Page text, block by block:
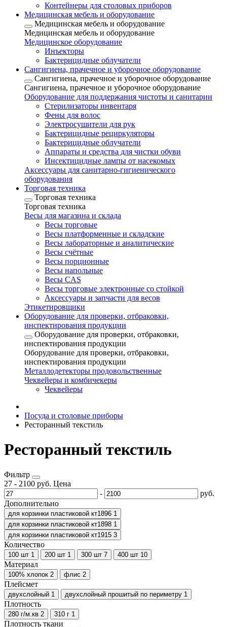
Контейнеры для столовых приборов
Медицинская мебель и оборудование
Медицинская мебель и оборудование
Медицинская мебель и оборудование
Медицинское оборудование
Инъекторы
Бактерицидные облучатели
Сангигиена, прачечное и уборочное оборудование
Сангигиена, прачечное и уборочное оборудование
Сангигиена, прачечное и уборочное оборудование
Оборудование для поддержания чистоты и санитарии
Стерилизаторы инвентаря
Фены для волос
Электросушители для рук
Бактерицидные рециркуляторы
Бактерицидные облучатели
Аппараты и средства для чистки обуви
Инсектицидные лампы от насекомых
Аксессуары для санитарно-гигиенического
оборудования
Торговая техника
Торговая техника
Торговая техника
Весы для магазина и склада
Весы торговые
Весы платформенные и складские
Весы лабораторные и аналитические
Весы счётные
Весы порционные
Весы напольные
Весы CAS
Весы торговые электронные со стойкой
Аксессуары и запчасти для весов
Этикетировщики
Оборудование для проверки, отбраковки,
инспектирования продукции
Оборудование для проверки, отбраковки,
инспектирования продукции
Оборудование для проверки, отбраковки,
инспектирования продукции
Металлодетекторы продовольственные
Чеквейеры и комбичекеры
Чеквейеры
Посуда и столовые приборы
Ресторанный текстиль
Ресторанный текстиль
Фильтр
27 - 2100 руб. Цена
-
руб.
Дополнительно
для корзинки пластиковой кт1896 1
для корзинки пластиковой кт1898 1
для корзинки пластиковой кт1915 3
Количество
100 шт 1 200 шт 1 300 шт 7 400 шт 10
Материал
100% хлопок 2 флис 2
Плейсмет
двухслойный 1 двухслойный прошитый по периметру 1
Плотность
280 г/м.кв 2 310 г 1
Плотность ткани